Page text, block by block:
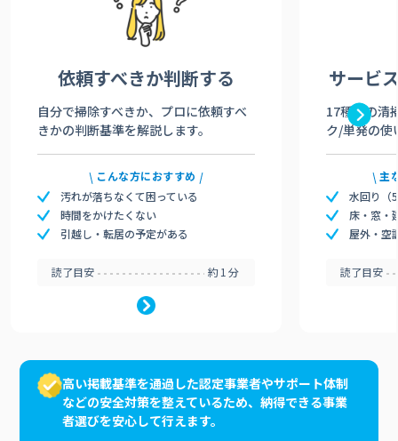
依頼すべきか判断する
自分で掃除すべきか、プロに依頼すべ
きかの判断基準を解説します。
こんな方におすすめ
汚れが落ちなくて困っている
時間をかけたくない
引越し・転居の予定がある
読了目安 約1分
サービ
17種類の清
ク/単発の使
主
水回り（
床・窓・
屋外・空
読了目安
高い掲載基準を通過した認定事業者やサポート体制
などの安全対策を整えているため、納得できる事業
者選びを安心して行えます。